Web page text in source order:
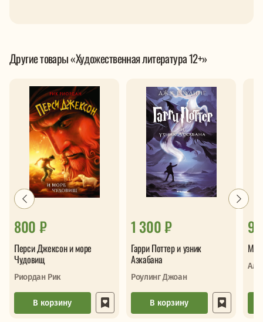
Другие товары «Художественная литература 12+»
800 ₽
Перси Джексон и море
Чудовищ
Риордан Рик
В корзину
1 300 ₽
Гарри Поттер и узник
Азкабана
Роулинг Джоан
В корзину